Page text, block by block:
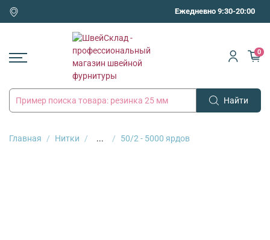
Ежедневно 9:30-20:00
Найти
0
Главная Нитки ... 50/2 - 5000 ярдов